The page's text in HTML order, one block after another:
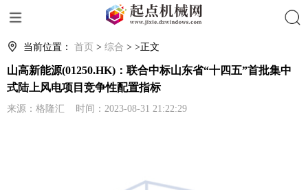
当前位置： 首页 > 综合 > >正文
山高新能源(01250.HK)：联合中标山东省“十四五”首批集中
式陆上风电项目竞争性配置指标
来源：格隆汇 时间：2023-08-31 21:22:29